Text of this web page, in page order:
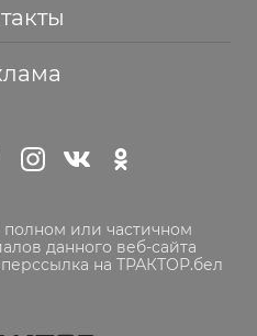
или частичном
данного веб-сайта
на ТРАКТОР.бел